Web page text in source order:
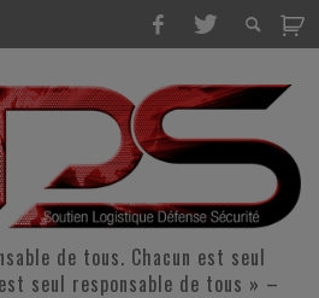
de tous. Chacun est seul
seul responsable de tous » –